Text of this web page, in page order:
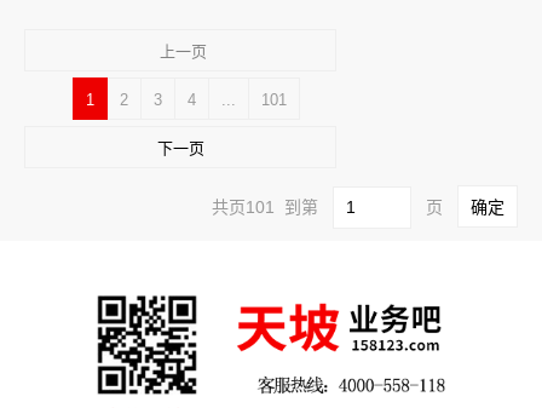
上一页
1 2 3 4 101
下一页
共页101 到第 页